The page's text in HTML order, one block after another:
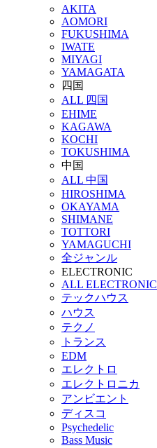
AKITA
AOMORI
FUKUSHIMA
IWATE
MIYAGI
YAMAGATA
四国
ALL 四国
EHIME
KAGAWA
KOCHI
TOKUSHIMA
中国
ALL 中国
HIROSHIMA
OKAYAMA
SHIMANE
TOTTORI
YAMAGUCHI
全ジャンル
ELECTRONIC
ALL ELECTRONIC
テックハウス
ハウス
テクノ
トランス
EDM
エレクトロ
エレクトロニカ
アンビエント
ディスコ
Psychedelic
Bass Music